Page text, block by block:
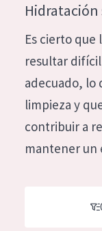
TIPO DE
Hidratación y
Reducción de
Regeneración
Firmeza
Piel menopáusica
French
German
Greek
Hidratación
Es cierto que
resultar
adecuado, lo
limpieza y
contribuir a
mantener un